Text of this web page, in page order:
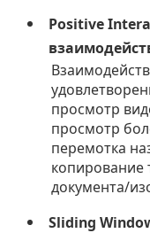
Positive
просмотр
просмотр
перемотка
копирование
документа/
Sliding